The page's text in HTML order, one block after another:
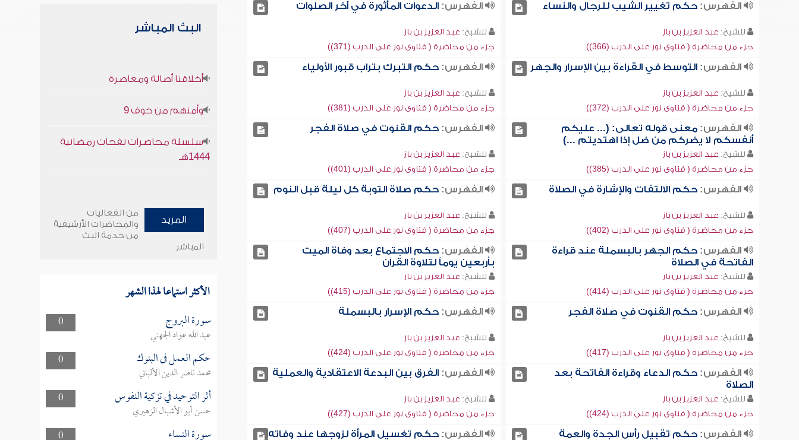
الفهرس:حكم تغيير الشيب للرجال والنساء
للشيخ: عبد العزيز بن باز
جزء من محاضرة ( فتاوى نور على الدرب (366))
الفهرس: الدعوات المأثورة في آخر الصلوات
للشيخ: عبد العزيز بن باز
جزء من محاضرة ( فتاوى نور على الدرب (371))
الفهرس:التوسط في القراءة بين الإسرار والجهر
للشيخ: عبد العزيز بن باز
جزء من محاضرة ( فتاوى نور على الدرب (372))
الفهرس: حكم التبرك بتراب قبور الأولياء
للشيخ: عبد العزيز بن باز
جزء من محاضرة ( فتاوى نور على الدرب (381))
الفهرس:معنى قوله تعالى: (... عليكم
أنفسكم لا يضركم من ضل إذا اهتديتم ...)
للشيخ: عبد العزيز بن باز
جزء من محاضرة ( فتاوى نور على الدرب (385))
الفهرس: حكم القنوت في صلاة الفجر
للشيخ: عبد العزيز بن باز
جزء من محاضرة ( فتاوى نور على الدرب (401))
الفهرس:حكم الالتفات والإشارة في الصلاة
للشيخ: عبد العزيز بن باز
جزء من محاضرة ( فتاوى نور على الدرب (402))
الفهرس: حكم صلاة التوبة كل ليلة قبل النوم
للشيخ: عبد العزيز بن باز
جزء من محاضرة ( فتاوى نور على الدرب (407))
الفهرس:حكم الجهر بالبسملة عند قراءة
الفاتحة في الصلاة
للشيخ: عبد العزيز بن باز
جزء من محاضرة ( فتاوى نور على الدرب (414))
الفهرس: حكم الاجتماع بعد وفاة الميت
بأربعين يوماً لتلاوة القرآن
للشيخ: عبد العزيز بن باز
جزء من محاضرة ( فتاوى نور على الدرب (415))
الفهرس:حكم القنوت في صلاة الفجر
للشيخ: عبد العزيز بن باز
جزء من محاضرة ( فتاوى نور على الدرب (417))
الفهرس: حكم الإسرار بالبسملة
للشيخ: عبد العزيز بن باز
جزء من محاضرة ( فتاوى نور على الدرب (424))
الفهرس:حكم الدعاء وقراءة الفاتحة بعد
الصلاة
للشيخ: عبد العزيز بن باز
جزء من محاضرة ( فتاوى نور على الدرب (424))
الفهرس: الفرق بين البدعة الاعتقادية والعملية
للشيخ: عبد العزيز بن باز
جزء من محاضرة ( فتاوى نور على الدرب (427))
الفهرس:حكم تقبيل رأس الجدة والعمة
الفهرس: حكم تغسيل المرأة لزوجها عند وفاته
البث المباشر
أخلاقنا أصالة ومعاصرة
وأمنهم من خوف 9
سلسلة محاضرات نفحات رمضانية
1444هـ
المزيد
من الفعاليات
والمحاضرات الأرشيفية
من خدمة البث
المباشر
الأكثر استماعا لهذا الشهر
0 سورة البروج
عبد الله عواد الجهني
0
حكم العمل فى البنوك
محمد ناصر الدين الألباني
0
أثر التوحيد في تزكية النفوس
حسن أبو الأشبال الزهيري
سورة النساء